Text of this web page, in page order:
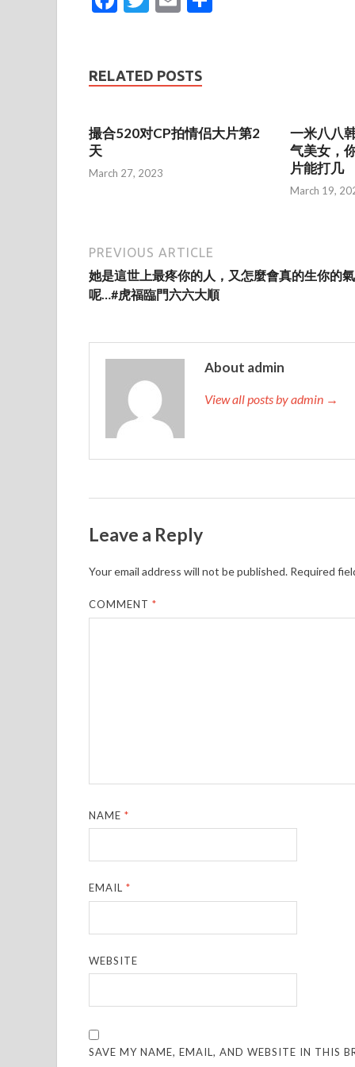
b
o
er l
RELATED POSTS
撮合520对CP拍情侣大片第2
天
March 27, 2023
一米八八
气美女，
片能打几
March 19,
PREVIOUS ARTICLE
她是這世上最疼你的人，又怎麼會真的生你的氣
呢…#虎福臨門六六大順
About admin
View all posts by admin →
Leave a Reply
Your email address will not be published. Required
COMMENT*
NAME*
EMAIL*
WEBSITE
SAVE MY NAME, EMAIL, AND WEBSITE IN THIS